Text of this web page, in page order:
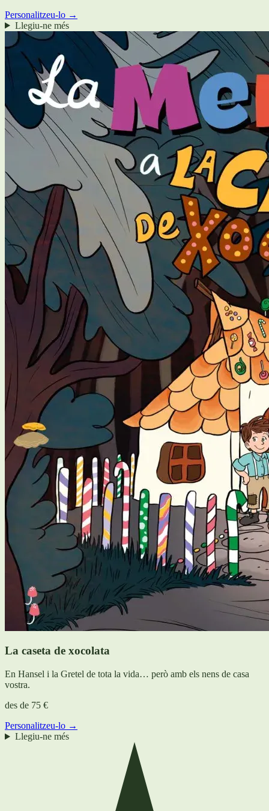
Personalitzeu-lo →
Llegiu-ne més
La caseta de xocolata
En Hansel i la Gretel de tota la vida… però amb els nens de casa
vostra.
des de 75 €
Personalitzeu-lo →
Llegiu-ne més